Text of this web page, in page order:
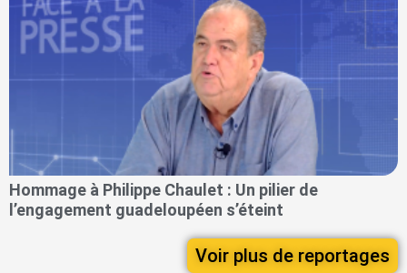
Hommage à Philippe Chaulet : Un pilier de
l’engagement guadeloupéen s’éteint
Voir plus de reportages